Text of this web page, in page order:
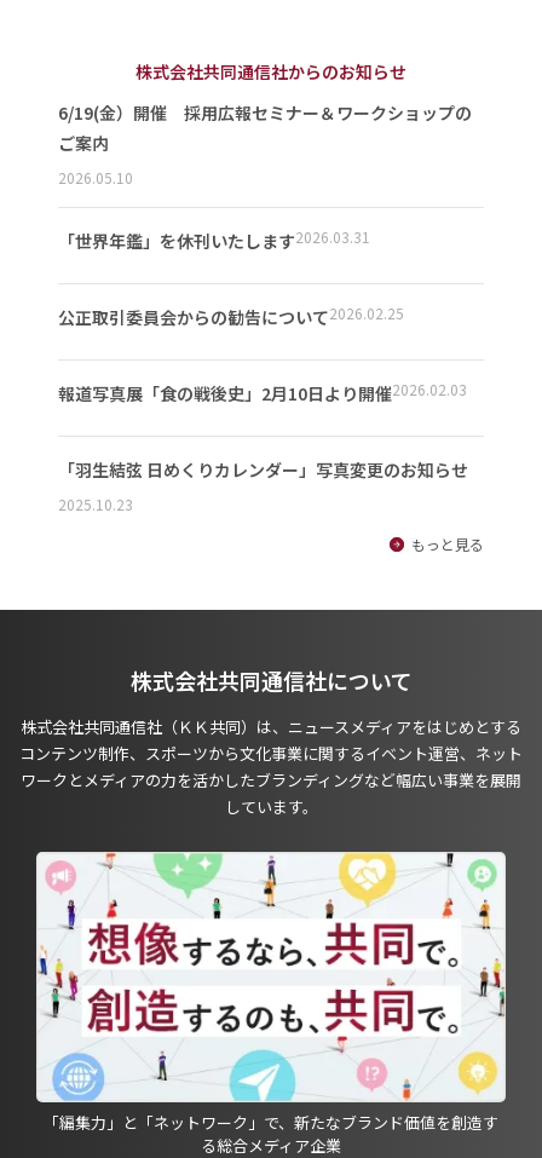
株式会社共同通信社からのお知らせ
6/19(金）開催 採用広報セミナー＆ワークショップの
ご案内
2026.05.10
「世界年鑑」を休刊いたします2026.03.31
公正取引委員会からの勧告について2026.02.25
報道写真展「食の戦後史」2月10日より開催2026.02.03
「羽生結弦 日めくりカレンダー」写真変更のお知らせ
2025.10.23
もっと見る
株式会社共同通信社について
株式会社共同通信社（ＫＫ共同）は、ニュースメディアをはじめとする
コンテンツ制作、スポーツから文化事業に関するイベント運営、ネット
ワークとメディアの力を活かしたブランディングなど幅広い事業を展開
しています。
「編集力」と「ネットワーク」で、新たなブランド価値を創造す
る総合メディア企業